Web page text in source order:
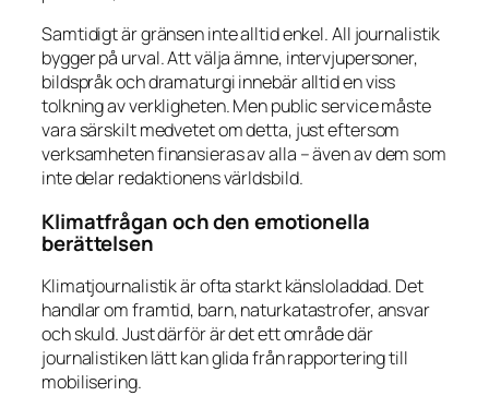
Samtidigt är gränsen inte alltid enkel. All journalistik
bygger på urval. Att välja ämne, intervjupersoner,
bildspråk och dramaturgi innebär alltid en viss
tolkning av verkligheten. Men public service måste
vara särskilt medvetet om detta, just eftersom
verksamheten finansieras av alla – även av dem som
inte delar redaktionens världsbild.
Klimatfrågan och den emotionella
berättelsen
Klimatjournalistik är ofta starkt känsloladdad. Det
handlar om framtid, barn, naturkatastrofer, ansvar
och skuld. Just därför är det ett område där
journalistiken lätt kan glida från rapportering till
mobilisering.